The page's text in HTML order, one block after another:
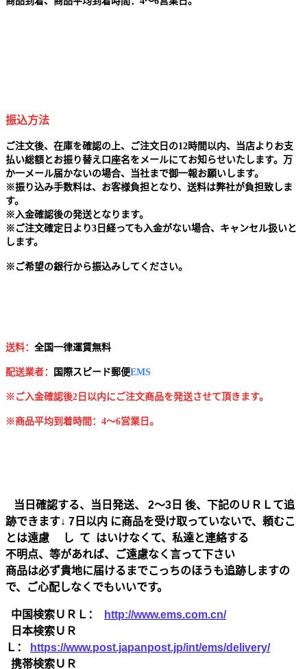
振込方法
ご注文後、在庫を確認の上、ご注文日の12時間以内、当店よりお支
払い総額とお振り替え口座名をメールにてお知らせいたします。万
か一メール届かないの場合、当社まで御一報お願いします。
※振り込み手数料は、お客様負担となり、送料は弊社が負担致しま
す。
※ 入金確認後の発送となります。
※ ご注文確定日より3日経っても入金がない場合、キャンセル扱いと
します。
※ ご希望の銀行から振込みしてください。
送料： 全国一律運賃無料
配送業者： 国 際スピード郵便EMS
※ご入金確認後2日以内にご注文商品を発送させて頂きます。
※商品平均到着時間：4～6営業日。
当日確認する、当日発送、 2～3日 後、下記のＵＲＬて追
跡できます↓ 7日以内 に商品を受け取っていないで、頼むこ
とは遠慮 し て はいけなくて、私達と連絡する
不明点、等があれば、ご遠慮なく言って下さい
商品は必ず貴地に届けるまでこっちのほうも追跡しますの
で、ご心配しなくでもいいです。
中国検索ＵＲＬ：
http://www.ems.com.cn/
日本検索ＵＲ
Ｌ：
https://www.post.japanpost.jp/int/ems/delivery/
携帯検索ＵＲ